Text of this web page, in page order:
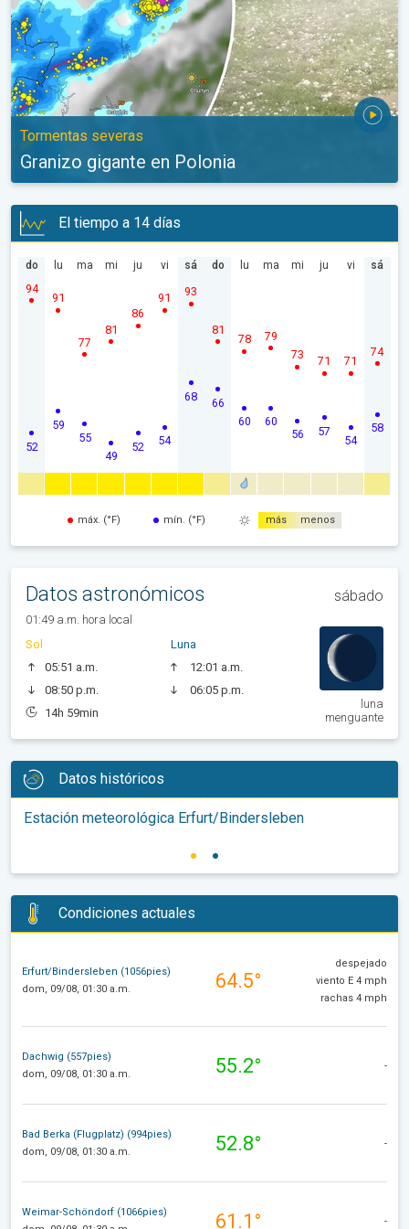
Tormentas severas
Granizo gigante en Polonia
El tiempo a 14 días
do
52
94
lu
59
91
ma
55
77
mi
49
81
ju
52
86
vi
54
91
sá
68
93
do
66
81
lu
60
78
ma
60
79
mi
56
73
ju
57
71
vi
54
71
sá
58
74
máx. (°F) mín. (°F) más menos
Datos astronómicos sábado
01:49 a.m. hora local
Sol
05:51 a.m.
08:50 p.m.
14h 59min
Luna
12:01 a.m.
06:05 p.m.
luna
menguante
Datos históricos
Estación meteorológica Erfurt/Bindersleben
Condiciones actuales
Erfurt/Bindersleben (1056pies)
dom, 09/08, 01:30 a.m.
64.5°
despejado
viento E 4 mph
rachas 4 mph
Dachwig (557pies)
dom, 09/08, 01:30 a.m.
55.2° -
Bad Berka (Flugplatz) (994pies)
dom, 09/08, 01:30 a.m.
52.8° -
Weimar-Schöndorf (1066pies)
61.1° -